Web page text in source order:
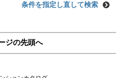
条件を指定し直して検索
ジの先頭へ